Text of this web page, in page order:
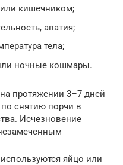
кишечником;
апатия;
тела;
ночные кошмары.
протяжении 3–7 дней
снятию порчи в
Исчезновение
яйцо или